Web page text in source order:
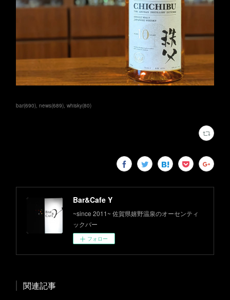
bar(690) news(689) whisky(80)
Bar&Cafe Y
~since 2011~ 佐賀県嬉野温泉のオーセンティ
ックバー
フォロー
関連記事